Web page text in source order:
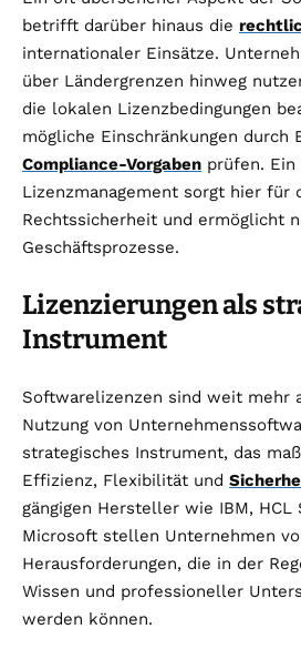
betrifft darüber hinaus die
internationaler Einsätze.
über Ländergrenzen hinweg
die lokalen Lizenzbedingungen
mögliche Einschränkungen durch
Compliance-Vorgaben prüfen. Ein
Lizenzmanagement sorgt hier für
Rechtssicherheit und ermöglicht
Geschäftsprozesse.
Lizenzierungen als
Instrument
Softwarelizenzen sind weit mehr
Nutzung von
strategisches Instrument, das
Effizienz, Flexibilität und
gängigen Hersteller wie IBM, HCL
Microsoft stellen Unternehmen
Herausforderungen, die in der
Wissen und professioneller
werden können.